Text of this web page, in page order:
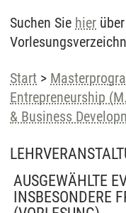
Suchen Sie hier
Start >
Entrepreneurship
& Business
AUSGEWÄHLTE
INSBESONDERE